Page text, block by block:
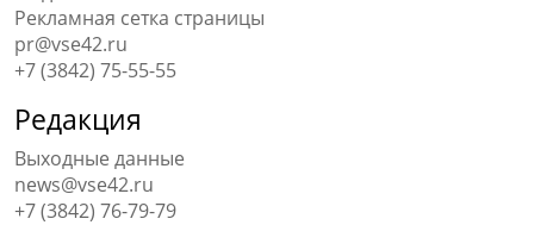
Рекламная сетка страницы
pr@vse42.ru
+7 (3842) 75-55-55
Редакция
Выходные данные
news@vse42.ru
+7 (3842) 76-79-79